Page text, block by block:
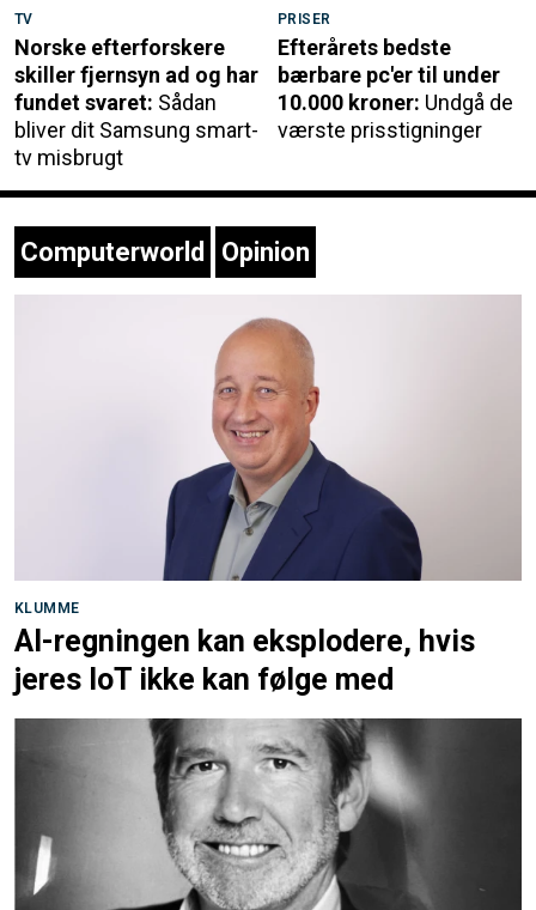
TV
Norske efterforskere
skiller fjernsyn ad og har
fundet svaret: Sådan
bliver dit Samsung smart-
tv misbrugt
PRISER
Efterårets bedste
bærbare pc'er til under
10.000 kroner: Undgå de
værste prisstigninger
Computerworld Opinion
KLUMME
AI-regningen kan eksplodere, hvis
jeres IoT ikke kan følge med